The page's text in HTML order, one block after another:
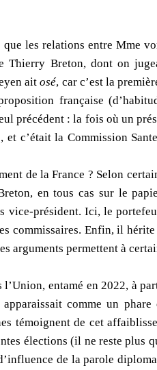
les relations entre Mme
Thierry Breton, dont on
aitosé, car c’est la
française
précédent : la fois où un
et c’était la Commission
de la France ? Selon
en tous cas sur le
vice-président. Ici, le
commissaires. Enfin, il
arguments permettent à
entamé en 2022, à
comme un phare
témoignent de cet
élections (il ne reste plus
de la parole